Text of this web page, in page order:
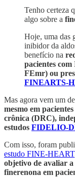
Tenho certeza
algo sobre a
Hoje, uma das
inibidor da
benefício na
pacientes
FEmr) ou
FINEARTS-
Mas agora vem um
mesmo em
crônica (DRC),
estudos FIDELIO-
Com isso, foram
estudo FINE-HEART
objetivo de avaliar a
finerenona em